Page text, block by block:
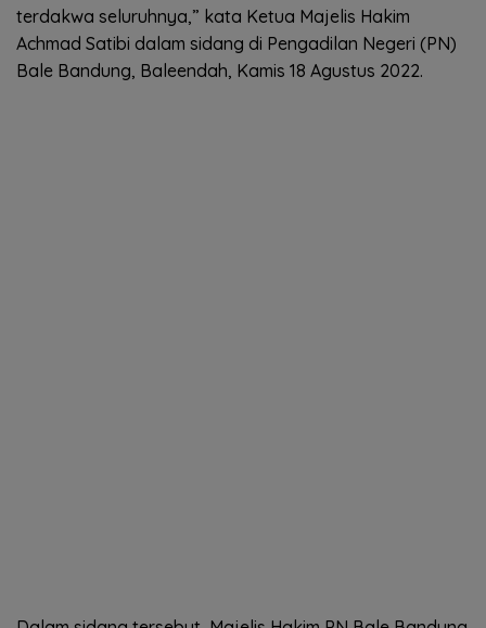
terdakwa seluruhnya,” kata Ketua Majelis Hakim
Achmad Satibi dalam sidang di Pengadilan Negeri (PN)
Bale Bandung, Baleendah, Kamis 18 Agustus 2022.